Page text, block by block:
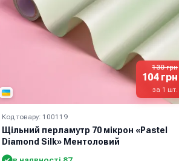
130 грн
104 грн
за 1 шт.
Код товару: 100119
Щільний перламутр 70 мікрон «Pastel
Diamond Silk» Ментоловий